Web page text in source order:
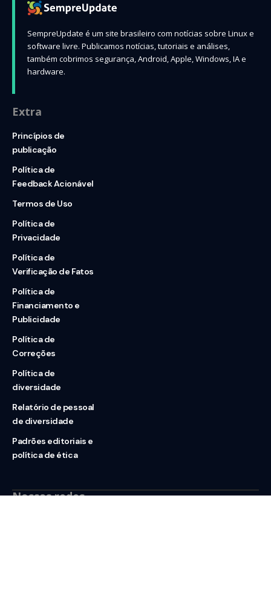
SempreUpdate é um site brasileiro com notícias sobre Linux e
software livre. Publicamos notícias, tutoriais e análises,
também cobrimos segurança, Android, Apple, Windows, IA e
hardware.
Extra
Princípios de
publicação
Política de
Feedback Acionável
Termos de Uso
Política de
Privacidade
Política de
Verificação de Fatos
Política de
Financiamento e
Publicidade
Política de
Correções
Política de
diversidade
Relatório de pessoal
de diversidade
Padrões editoriais e
política de ética
Nossas redes